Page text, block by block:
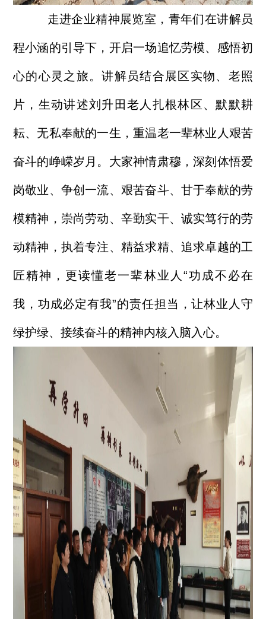
走进企业精神展览室，青年们在讲解员
程小涵的引导下，开启一场追忆劳模、感悟初
心的心灵之旅。讲解员结合展区实物、老照
片，生动讲述刘升田老人扎根林区、默默耕
耘、无私奉献的一生，重温老一辈林业人艰苦
奋斗的峥嵘岁月。大家神情肃穆，深刻体悟爱
岗敬业、争创一流、艰苦奋斗、甘于奉献的劳
模精神，崇尚劳动、辛勤实干、诚实笃行的劳
动精神，执着专注、精益求精、追求卓越的工
匠精神，更读懂老一辈林业人“功成不必在
我，功成必定有我”的责任担当，让林业人守
绿护绿、接续奋斗的精神内核入脑入心。